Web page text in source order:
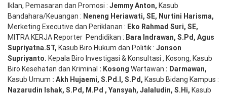
Iklan, Pemasaran dan Promosi : Jemmy Anton, Kasub
Bandahara/Keuangan : Neneng Heriawati, SE, Nurtini Harisma,
Merketing Executive dan Periklanan : Eko Rahmad Suri, SE,
MITRA KERJA Reporter Pendidikan : Bara Indrawan, S.Pd, Agus
Supriyatna.ST, Kasub Biro Hukum dan Politik : Jonson
Supriyanto. Kepala Biro Investigasi & Konsultasi , Kosong, Kasub
Biro Kesehatan dan Kriminal : Kosong Wartawan : Darmawan,
Kasub Umum : Akh Hujaemi, S.Pd.I, S.Pd, Kasub Bidang Kampus :
Nazarudin Ishak, S.Pd, M.Pd , Yansyah, Jalaludin, S.Hi, Kasub